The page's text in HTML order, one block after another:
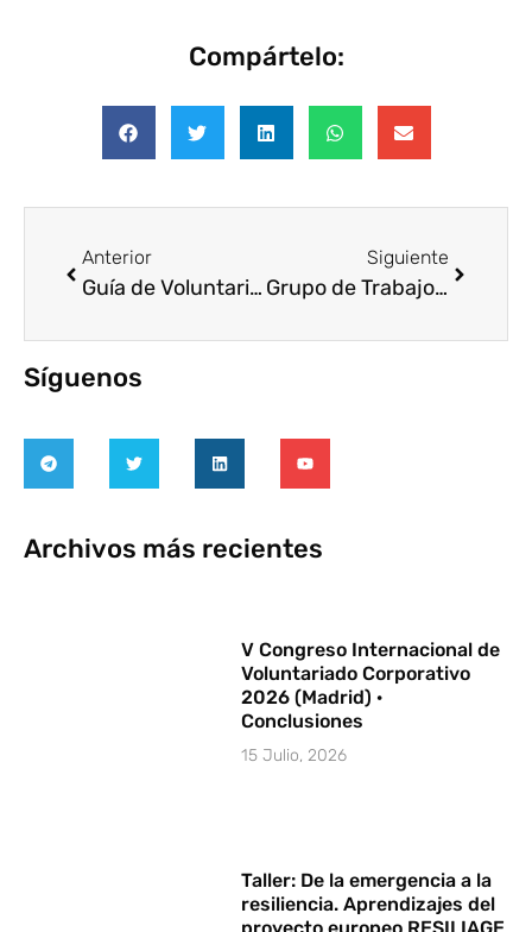
Compártelo:
Anterior
Guía de Voluntariado Corporativo – GDFE
Siguiente
Grupo de Trabajo en Voluntariado Corporativo: Jubilados y prejubilados
Síguenos
Archivos más recientes
V Congreso Internacional de
Voluntariado Corporativo
2026 (Madrid) ·
Conclusiones
15 Julio, 2026
Taller: De la emergencia a la
resiliencia. Aprendizajes del
proyecto europeo RESILIAGE